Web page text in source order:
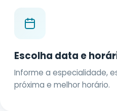
Escolha data e
Informe a especialidade,
próxima e melhor horário.